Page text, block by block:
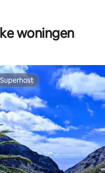
van 4,69 op 5, 132
woningen
Superhost
Superhost